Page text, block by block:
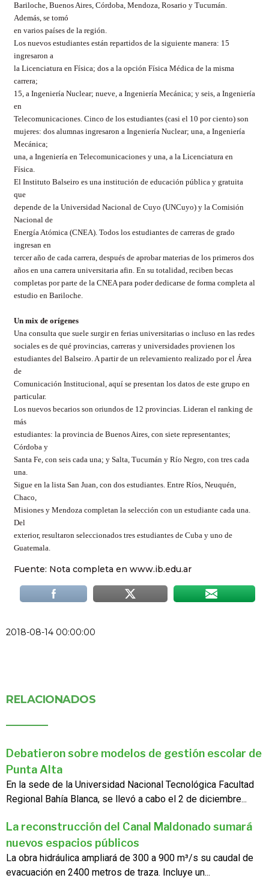
Bariloche, Buenos Aires, Córdoba, Mendoza, Rosario y Tucumán.
Además, se tomó
en varios países de la región.
Los nuevos estudiantes están repartidos de la siguiente manera: 15
ingresaron a
la Licenciatura en Física; dos a la opción Física Médica de la misma
carrera;
15, a Ingeniería Nuclear; nueve, a Ingeniería Mecánica; y seis, a Ingeniería
en
Telecomunicaciones. Cinco de los estudiantes (casi el 10 por ciento) son
mujeres: dos alumnas ingresaron a Ingeniería Nuclear; una, a Ingeniería
Mecánica;
una, a Ingeniería en Telecomunicaciones y una, a la Licenciatura en
Física.
El Instituto Balseiro es una institución de educación pública y gratuita
que
depende de la Universidad Nacional de Cuyo (UNCuyo) y la Comisión
Nacional de
Energía Atómica (CNEA). Todos los estudiantes de carreras de grado
ingresan en
tercer año de cada carrera, después de aprobar materias de los primeros dos
años en una carrera universitaria afin. En su totalidad, reciben becas
completas por parte de la CNEA para poder dedicarse de forma completa al
estudio en Bariloche.
Un mix de orígenes
Una consulta que suele surgir en ferias universitarias o incluso en las redes
sociales es de qué provincias, carreras y universidades provienen los
estudiantes del Balseiro. A partir de un relevamiento realizado por el Área
de
Comunicación Institucional, aquí se presentan los datos de este grupo en
particular.
Los nuevos becarios son oriundos de 12 provincias. Lideran el ranking de
más
estudiantes: la provincia de Buenos Aires, con siete representantes;
Córdoba y
Santa Fe, con seis cada una; y Salta, Tucumán y Río Negro, con tres cada
una.
Sigue en la lista San Juan, con dos estudiantes. Entre Ríos, Neuquén,
Chaco,
Misiones y Mendoza completan la selección con un estudiante cada una.
Del
exterior, resultaron seleccionados tres estudiantes de Cuba y uno de
Guatemala.
Fuente: Nota completa en www.ib.edu.ar
2018-08-14 00:00:00
RELACIONADOS
Debatieron sobre modelos de gestión escolar de
Punta Alta
En la sede de la Universidad Nacional Tecnológica Facultad
Regional Bahía Blanca, se llevó a cabo el 2 de diciembre...
La reconstrucción del Canal Maldonado sumará
nuevos espacios públicos
La obra hidráulica ampliará de 300 a 900 m³/s su caudal de
evacuación en 2400 metros de traza. Incluye un...